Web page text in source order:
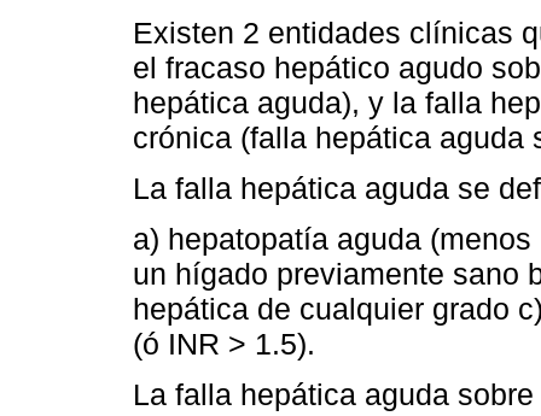
Existen 2 entidades clínicas
el fracaso hepático agudo
hepática aguda), y la falla
crónica (falla hepática aguda
La falla hepática aguda se
a) hepatopatía aguda
un hígado previamente sano
hepática de cualquier grado
(ó INR > 1.5).
La falla hepática aguda